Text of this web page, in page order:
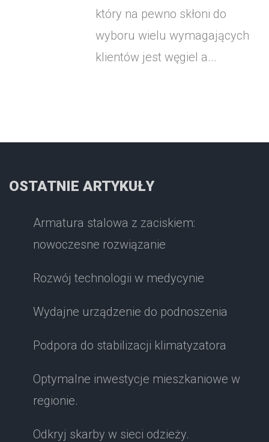
który na pewno skłoni do
wyboru wielu wymagających
klientów jest węgiel a...
OSTATNIE ARTYKUŁY
Armatura stalowa z zaciskiem:
nowoczesne rozwiązanie
Rozwój technologii w medycynie
Wydajne urządzenie do podnoszenia
Podpora do stabilizacji klimatyzatora
Optymalne inwestycje mieszkaniowe w
regionie.
Odkryj skarby w sieci odzieży.